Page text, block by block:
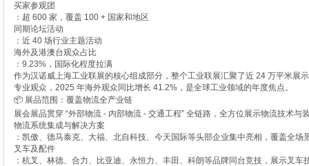
买家参观团
：超 600 家，覆盖 100 + 国家和地区
同期论坛活动
：近 40 场行业主题活动
海外及港澳台观众占比
：9.23%，国际化程度拉满
作为汉诺威上海工业联展的核心组成部分，整个工业联展汇聚了近 24 万平米展
专业观众，2025 年海外观众同比增长 41.2%，是全球工业领域的年度焦点。
📦 展品范围：覆盖物流全产业链
展会展品贯穿 “外部物流 - 内部物流 - 交通工程” 全链路，全方位展示物流技术与
物流系统集成与解决方案
：凯傲、德马泰克、大福、北自科技、今天国际等头部企业集中亮相，覆盖全场
叉车及配件
：杭叉、林德、合力、比亚迪、永恒力、丰田、科朗等品牌同台竞技，展示叉车